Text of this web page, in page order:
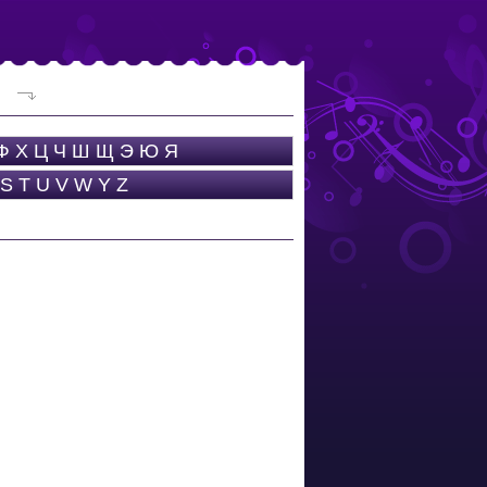
Х Ц Ч Ш Щ Э Ю Я
S T U V W Y Z